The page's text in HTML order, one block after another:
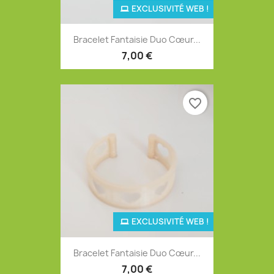
Bracelet Fantaisie Duo Cœur...
7,00 €
EXCLUSIVITÉ WEB !
Bracelet Fantaisie Duo Cœur...
7,00 €
EXCLUSIVITÉ WEB !
favorite_border